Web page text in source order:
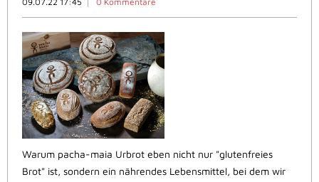
Warum pacha-maia Urbrot eben nicht nur "glutenfreies
Brot" ist, sondern ein nährendes Lebensmittel, bei dem wir